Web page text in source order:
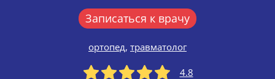
Записаться к врачу
ортопед, травматолог
4.8